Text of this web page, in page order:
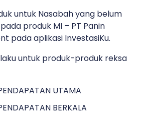
untuk Nasabah yang belum
produk MI – PT Panin
pada aplikasi InvestasiKu.
untuk produk-produk reksa
UTAMA
BERKALA